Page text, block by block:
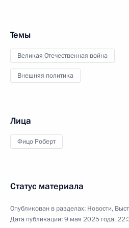
Темы
Великая Отечественная война
Внешняя политика
Лица
Фицо Роберт
Статус материала
Опубликован в разделах: Новости,
Дата публикации:9 мая 2025 года,